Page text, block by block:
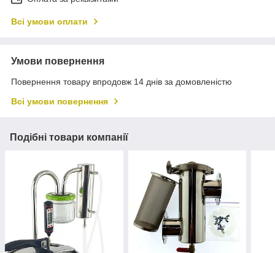
Всі умови оплати
Умови повернення
Повернення товару впродовж 14 днів за домовленістю
Всі умови повернення
Подібні товари компанії